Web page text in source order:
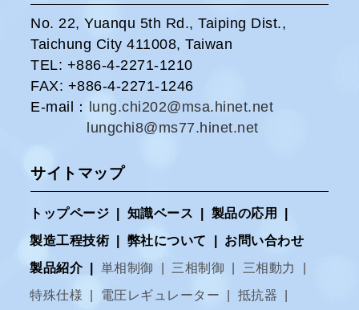
No. 22, Yuanqu 5th Rd., Taiping Dist.,
Taichung City 411008, Taiwan
TEL: +886-4-2271-1210
FAX: +886-4-2271-1246
E-mail： lung.chi202@msa.hinet.net
lungchi8@ms77.hinet.net
サイトマップ
トップページ 知識ベース 製品の応用
製造工程技術| 弊社について
お問い合わせ
製品紹介| 単相制御 三相制御 三相動力
特殊仕様
電圧レギュレーター 抵抗器